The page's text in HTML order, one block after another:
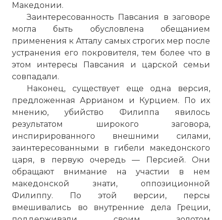
Македонии.
Заинтересованность Павсания в заговоре
могла быть обусловлена обещанием
применения к Атталу самых строгих мер после
устранения его покровителя, тем более что в
этом интересы Павсания и царской семьи
совпадали.
Наконец, существует еще одна версия,
предложенная Аррианом и Курцием. По их
мнению, убийство Филиппа явилось
результатом широкого заговора,
инспирированного внешними силами,
заинтересованными в гибели македонского
царя, в первую очередь — Персией. Они
обращают внимание на участии в нем
македонской знати, оппозиционной
Филиппу. По этой версии, персы
вмешивались во внутренние дела Греции,